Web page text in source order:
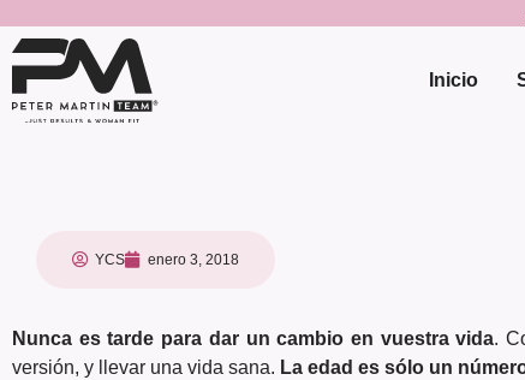
Inicio
YCS enero 3, 2018
Nunca es tarde para dar un cambio en vuestra vida.
versión, y llevar una vida sana. La edad es sólo un